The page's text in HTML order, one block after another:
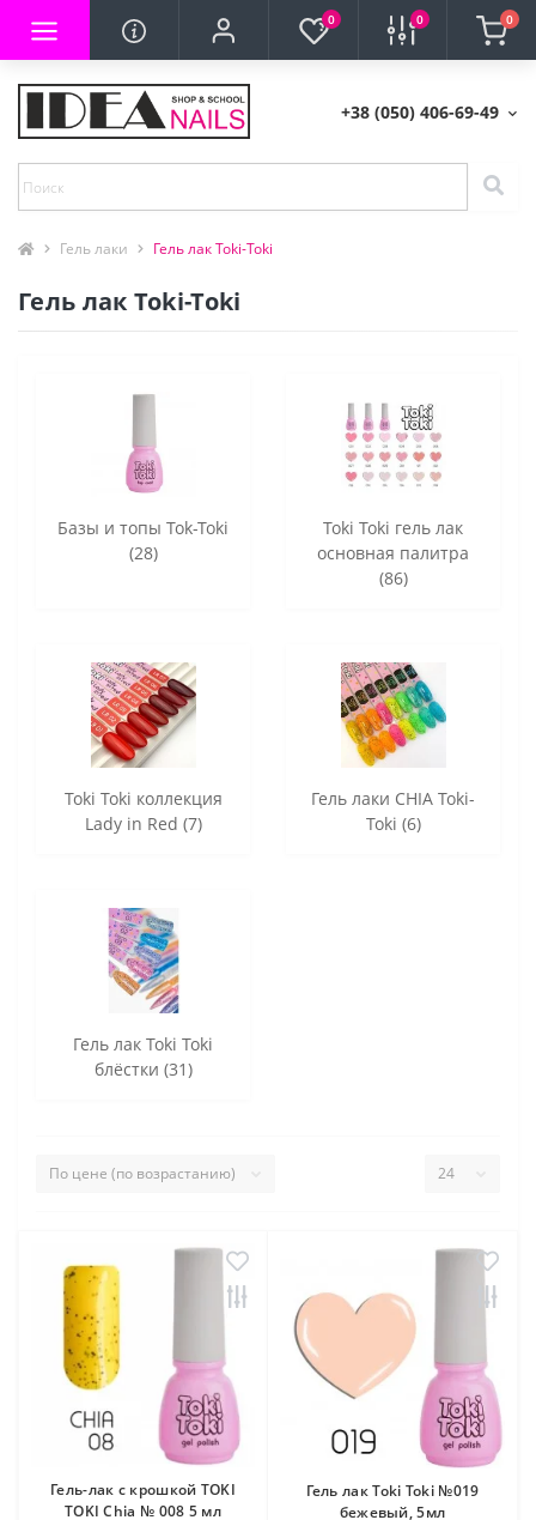
0 0 0
+38 (050) 406-69-49
Гель лаки Гель лак Toki-Toki
Гель лак Toki-Toki
Базы и топы Tok-Toki
(28)
Toki Toki гель лак
основная палитра
(86)
Toki Toki коллекция
Lady in Red (7)
Гель лаки CHIA Toki-
Toki (6)
Гель лак Toki Toki
блёстки (31)
Гель-лак с крошкой TOKI
TOKI Chia № 008 5 мл
Гель лак Toki Toki №019
бежевый, 5мл